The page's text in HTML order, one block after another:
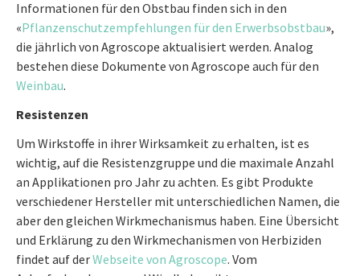
Informationen für den Obstbau finden sich in den
«Pflanzenschutzempfehlungen für den Erwerbsobstbau»,
die jährlich von Agroscope aktualisiert werden. Analog
bestehen diese Dokumente von Agroscope auch für den
Weinbau.
Resistenzen
Um Wirkstoffe in ihrer Wirksamkeit zu erhalten, ist es
wichtig, auf die Resistenzgruppe und die maximale Anzahl
an Applikationen pro Jahr zu achten. Es gibt Produkte
verschiedener Hersteller mit unterschiedlichen Namen, die
aber den gleichen Wirkmechanismus haben. Eine Übersicht
und Erklärung zu den Wirkmechanismen von Herbiziden
findet auf derWebseite von Agroscope. Vom